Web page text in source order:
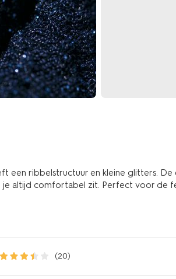
een ribbelstructuur en kleine glitters. De
altijd comfortabel zit. Perfect voor de
(20)